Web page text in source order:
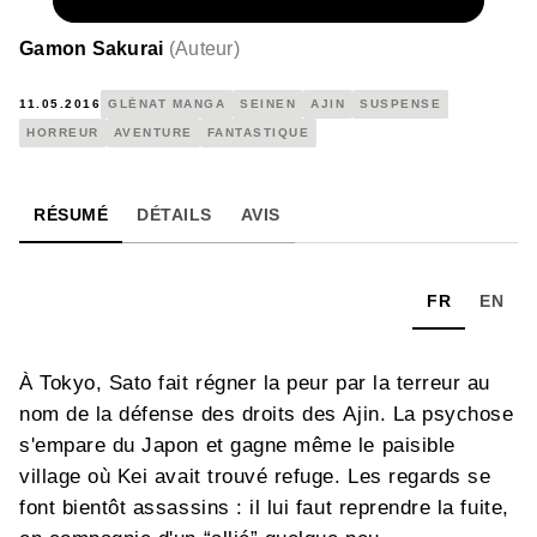
Gamon Sakurai (Auteur)
11.05.2016 GLÉNAT MANGA SEINEN AJIN SUSPENSE
HORREUR AVENTURE FANTASTIQUE
RÉSUMÉ DÉTAILS AVIS
FR EN
À Tokyo, Sato fait régner la peur par la terreur au
nom de la défense des droits des Ajin. La psychose
s'empare du Japon et gagne même le paisible
village où Kei avait trouvé refuge. Les regards se
font bientôt assassins : il lui faut reprendre la fuite,